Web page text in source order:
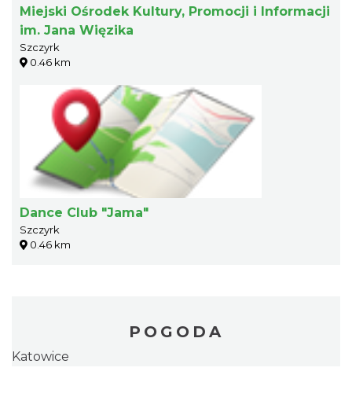
Miejski Ośrodek Kultury, Promocji i Informacji
im. Jana Więzika
Szczyrk
0.46 km
Dance Club "Jama"
Szczyrk
0.46 km
POGODA
Katowice